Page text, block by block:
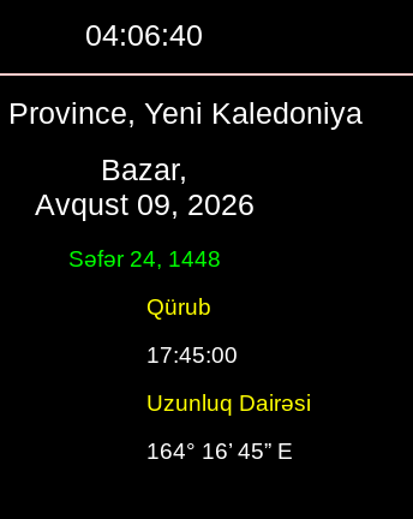
04:06:41
Province, Yeni Kaledoniya
Bazar,
Avqust 09, 2026
Səfər 24, 1448
Qürub
17:45:00
Uzunluq Dairəsi
164° 16’ 45” E